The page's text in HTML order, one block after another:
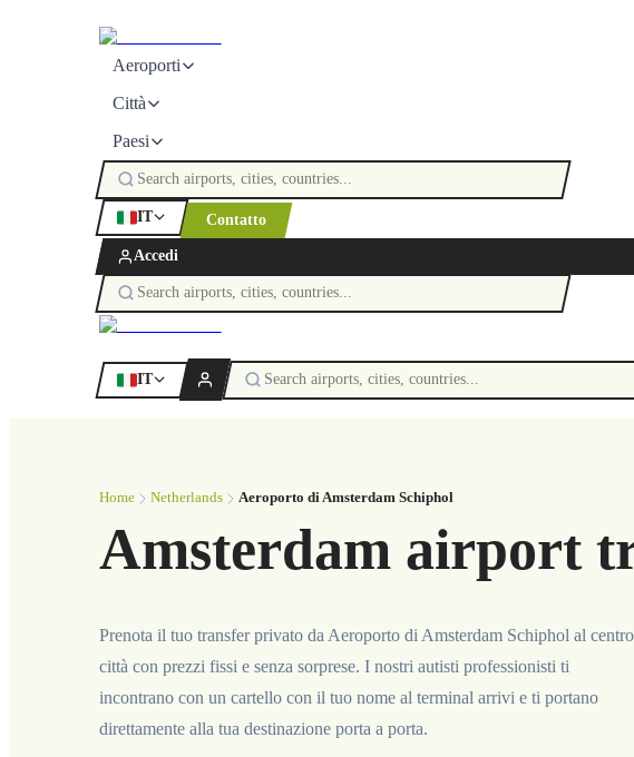
Aeroporti
Città
Paesi
IT Contatto
Accedi
IT
Home Netherlands Aeroporto di Amsterdam Schiphol
Amsterdam airport
Prenota il tuo transfer privato da Aeroporto di Amsterdam Schiphol al centro
città con prezzi fissi e senza sorprese. I nostri autisti professionisti ti
incontrano con un cartello con il tuo nome al terminal arrivi e ti portano
direttamente alla tua destinazione porta a porta.